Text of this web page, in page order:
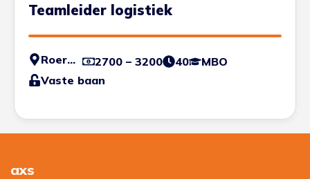
Teamleider logistiek
Roermond 2700 – 3200 40
MBO
Vaste baan
axs